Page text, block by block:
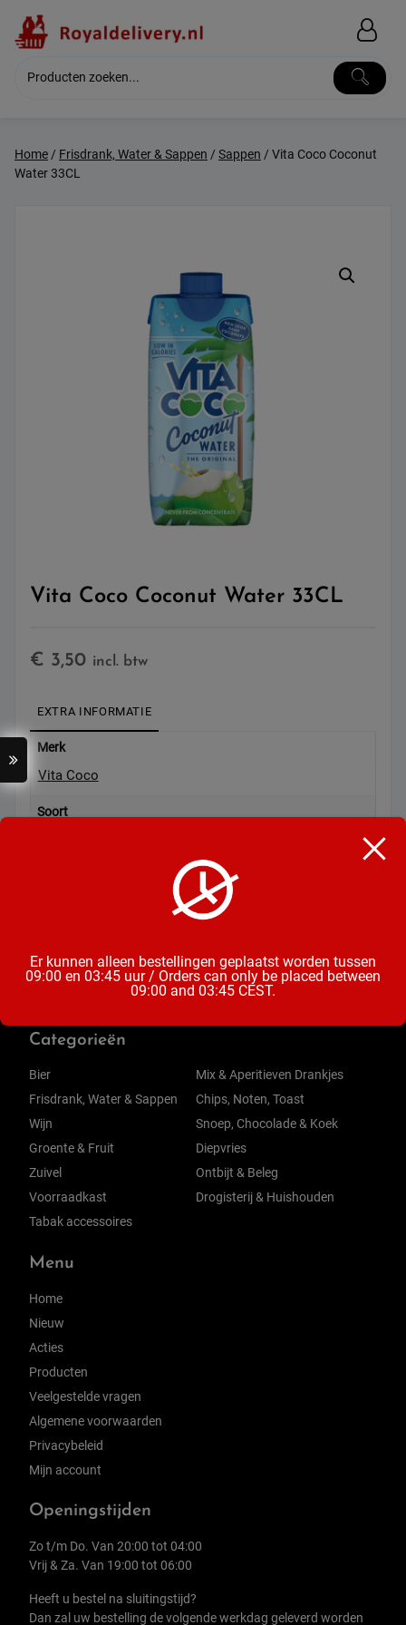
content
Home/ Frisdrank, Water & Sappen / Sappen / Vita Coco Coconut
Water 33CL
Vita Coco Coconut Water 33CL
€ 3,50 incl. btw
EXTRA INFORMATIE
Merk
Vita Coco
Soort
Categorieën
Bier
Frisdrank, Water & Sappen
Wijn
Groente & Fruit
Zuivel
Voorraadkast
Tabak accessoires
Mix & Aperitieven Drankjes
Chips, Noten, Toast
Snoep, Chocolade & Koek
Diepvries
Ontbijt & Beleg
Drogisterij & Huishouden
Menu
Home
Nieuw
Acties
Producten
Veelgestelde vragen
Algemene voorwaarden
Privacybeleid
Mijn account
Openingstijden
Zo t/m Do. Van 20:00 tot 04:00
Vrij & Za. Van 19:00 tot 06:00
Heeft u bestel na sluitingstijd?
Dan zal uw bestelling de volgende werkdag geleverd worden
Er kunnen alleen bestellingen geplaatst worden tussen
09:00 en 03:45 uur / Orders can only be placed between
09:00 and 03:45 CEST.